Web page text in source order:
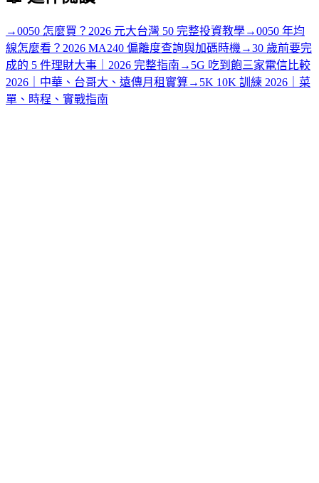
→0050 怎麼買？2026 元大台灣 50 完整投資教學→0050 年均
線怎麼看？2026 MA240 偏離度查詢與加碼時機 →30 歲前要完
成的 5 件理財大事｜2026 完整指南 → 5G 吃到飽三家電信比較
2026｜中華、台哥大、遠傳月租實算→ 5K 10K 訓練 2026｜菜
單、時程、實戰指南